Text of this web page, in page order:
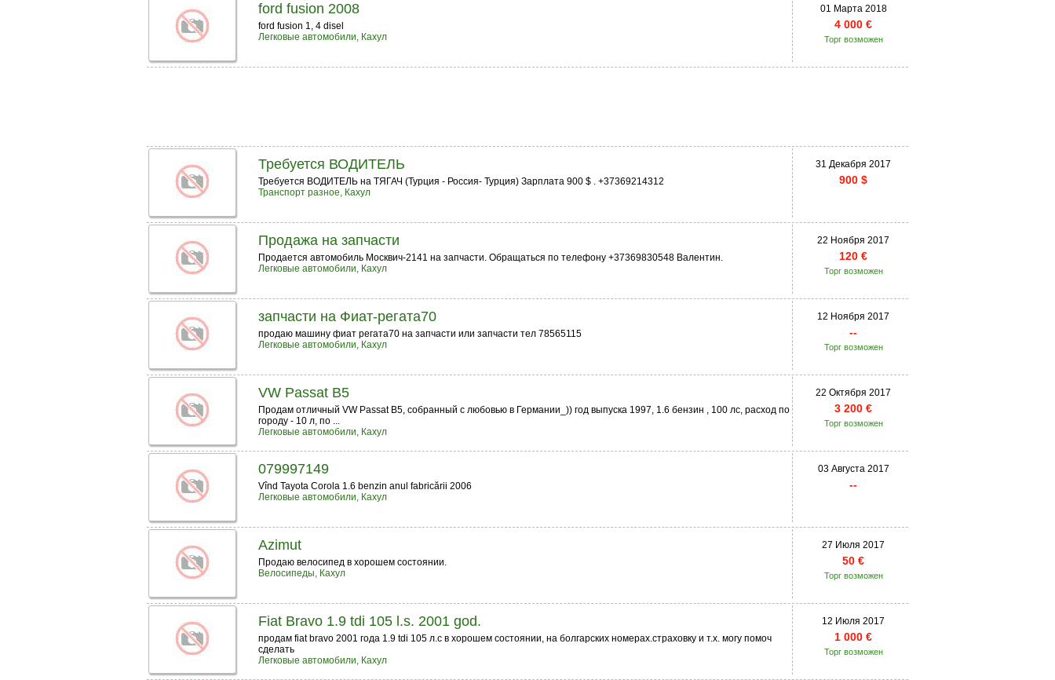
ford fusion 2008
ford fusion 1, 4 disel
Легковые автомобили, Кахул
01 Марта 2018
4 000 €
Торг возможен
Требуется ВОДИТЕЛЬ
Требуется ВОДИТЕЛЬ на ТЯГАЧ (Турция - Россия- Турция) Зарплата 900 $ . +37369214312
Транспорт разное, Кахул
31 Декабря 2017
900 $
Продажа на запчасти
Продается автомобиль Москвич-2141 на запчасти. Обращаться по телефону +37369830548 Валентин.
Легковые автомобили, Кахул
22 Ноября 2017
120 €
Торг возможен
запчасти на Фиат-регата70
продаю машину фиат регата70 на запчасти или запчасти тел 78565115
Легковые автомобили, Кахул
12 Ноября 2017
--
Торг возможен
VW Passat B5
Продам отличный VW Passat B5, собранный с любовью в Германии_)) год выпуска 1997, 1.6 бензин , 100 лс, расход по
городу - 10 л, по ...
Легковые автомобили, Кахул
22 Октября 2017
3 200 €
Торг возможен
079997149
Vînd Tayota Corola 1.6 benzin anul fabricării 2006
Легковые автомобили, Кахул
03 Августа 2017
--
Azimut
Продаю велосипед в хорошем состоянии.
Велосипеды, Кахул
27 Июля 2017
50 €
Торг возможен
Fiat Bravo 1.9 tdi 105 l.s. 2001 god.
продам fiat bravo 2001 года 1.9 tdi 105 л.с в хорошем состоянии, на болгарских номерах.страховку и т.х. могу помоч
сделать
Легковые автомобили, Кахул
12 Июля 2017
1 000 €
Торг возможен